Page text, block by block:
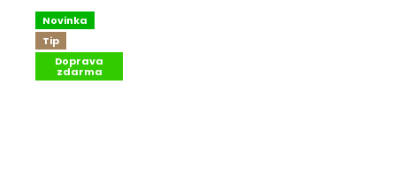
Novinka
Tip
Doprava
zdarma